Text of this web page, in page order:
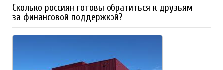
Сколько россиян готовы обратиться к друзьям
за финансовой поддержкой?